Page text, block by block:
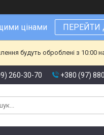
цінами ПЕРЕЙТИ
будуть оброблені з 10:00
260-30-70 +380 (97)